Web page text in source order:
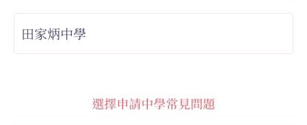
田家炳中學
選擇申請中學常見問題